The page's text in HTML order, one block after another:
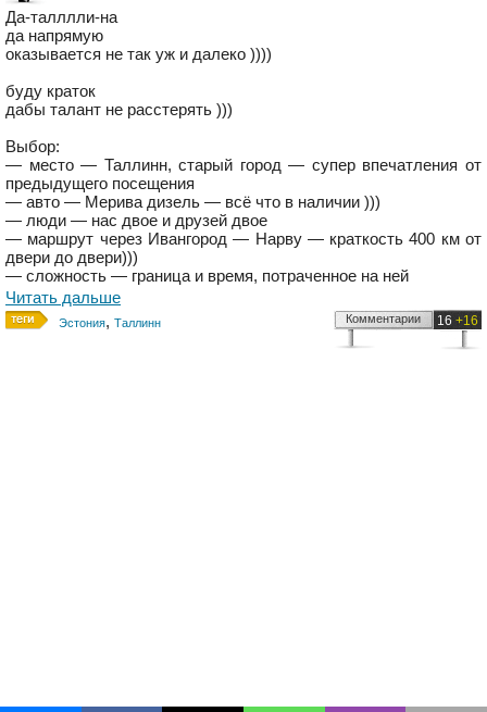
Да-талллли-на
да напрямую
оказывается не так уж и далеко ))))
буду краток
дабы талант не расстерять )))
Выбор:
— место — Таллинн, старый город — супер впечатления от
предыдущего посещения
— авто — Мерива дизель — всё что в наличии )))
— люди — нас двое и друзей двое
— маршрут через Ивангород — Нарву — краткость 400 км от
двери до двери)))
— сложность — граница и время, потраченное на ней
Читать дальше
Эстония, Таллинн 16 +16
Комментарии